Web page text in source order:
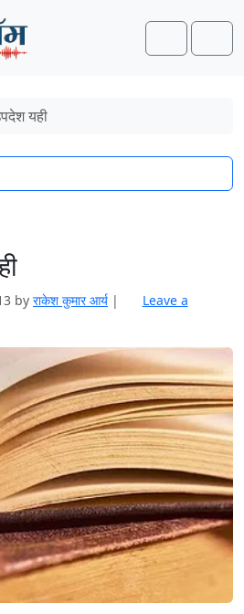
Search
यही
by राकेश कुमार आर्य |
Leave a